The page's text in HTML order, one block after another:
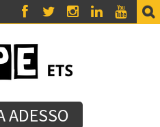
ADESSO